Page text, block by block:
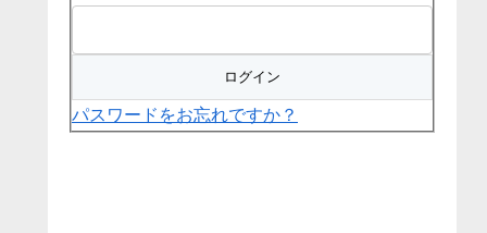
パスワードをお忘れですか？